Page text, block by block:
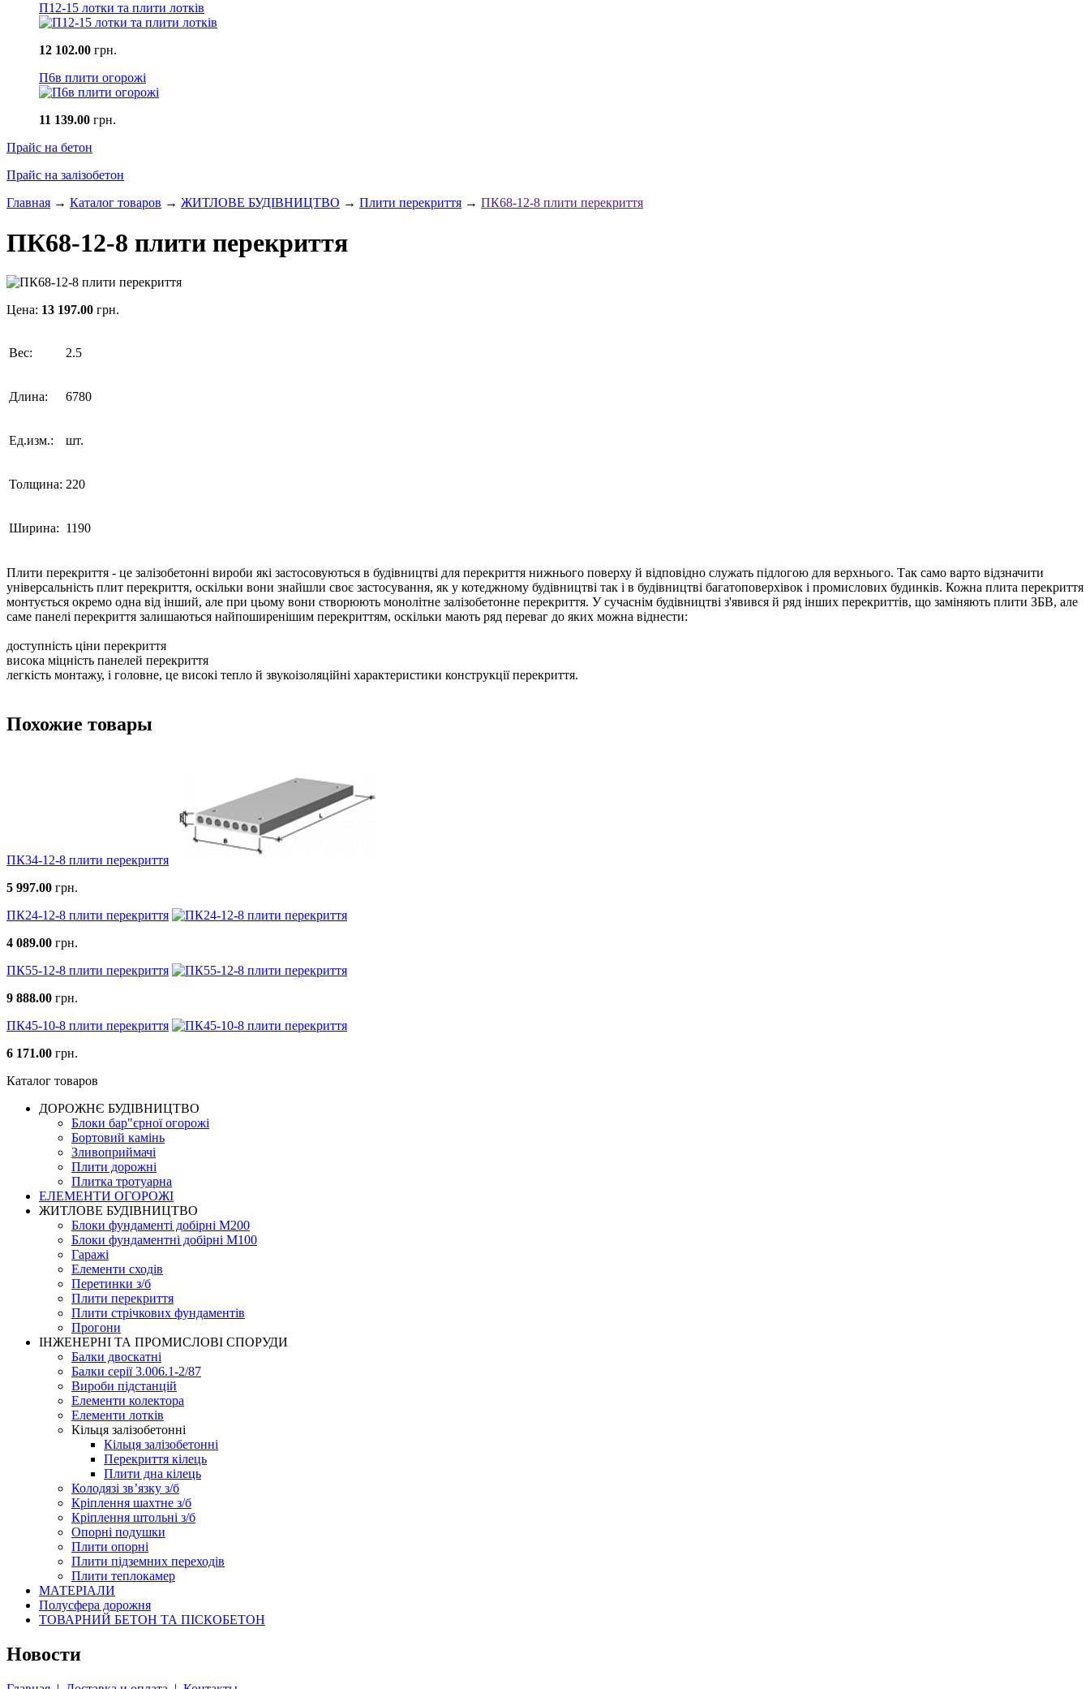
П12-15 лотки та плити лотків
12 102.00 грн.
П6в плити огорожі
11 139.00 грн.
Прайс на бетон
Прайс на залізобетон
Главная → Каталог товаров → ЖИТЛОВЕ БУДIВНИЦТВО → Плити перекриття → ПК68-12-8 плити перекриття
ПК68-12-8 плити перекриття
Цена: 13 197.00 грн.
Вес: 2.5
Длина: 6780
Ед.изм.: шт.
Толщина: 220
Ширина: 1190
Плити перекриття - це залізобетонні вироби які застосовуються в будівництві для перекриття нижнього поверху й відповідно служать підлогою для верхнього. Так само варто відзначити
універсальність плит перекриття, оскільки вони знайшли своє застосування, як у котеджному будівництві так і в будівництві багатоповерхівок і промислових будинків. Кожна плита перекриття
монтується окремо одна від інший, але при цьому вони створюють монолітне залізобетонне перекриття. У сучаснім будівництві з'явився й ряд інших перекриттів, що заміняють плити ЗБВ, але
саме панелі перекриття залишаються найпоширенішим перекриттям, оскільки мають ряд переваг до яких можна віднести:
доступність ціни перекриття
висока міцність панелей перекриття
легкість монтажу, і головне, це високі тепло й звукоізоляційні характеристики конструкції перекриття.
Похожие товары
ПК34-12-8 плити перекриття
5 997.00 грн.
ПК24-12-8 плити перекриття
4 089.00 грн.
ПК55-12-8 плити перекриття
9 888.00 грн.
ПК45-10-8 плити перекриття
6 171.00 грн.
Каталог товаров
ДОРОЖНЄ БУДIВНИЦТВО
Блоки бар"єрної огорожі
Бортовий камінь
Зливоприймачі
Плити дорожні
Плитка тротуарна
ЕЛЕМЕНТИ ОГОРОЖІ
ЖИТЛОВЕ БУДIВНИЦТВО
Блоки фундаменті добірні М200
Блоки фундаментні добірні М100
Гаражі
Елементи сходів
Перетинки з/б
Плити перекриття
Плити стрічкових фундаментів
Прогони
ІНЖЕНЕРНІ ТА ПРОМИСЛОВІ СПОРУДИ
Балки двоскатні
Балки серії 3.006.1-2/87
Вироби підстанцій
Елементи колектора
Елементи лотків
Кільця залізобетонні
Кільця залізобетонні
Перекриття кілець
Плити дна кілець
Колодязі зв’язку з/б
Кріплення шахтне з/б
Кріплення штольні з/б
Опорні подушки
Плити опорні
Плити підземних переходів
Плити теплокамер
МАТЕРІАЛИ
Полусфера дорожня
ТОВАРНИЙ БЕТОН ТА ПІСКОБЕТОН
Новости